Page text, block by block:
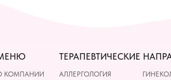
КОМПАНИИ
ТЕРАПЕВТИЧЕСКИЕ
АЛЛЕРГОЛОГИЯ